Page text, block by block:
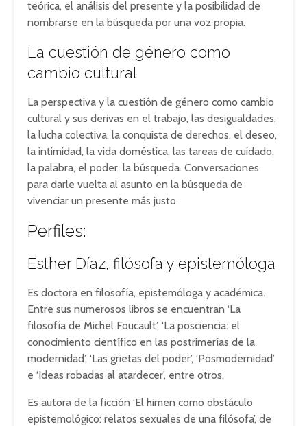
teórica, el análisis del presente y la posibilidad de
nombrarse en la búsqueda por una voz propia.
La cuestión de género como
cambio cultural
La perspectiva y la cuestión de género como cambio
cultural y sus derivas en el trabajo, las desigualdades,
la lucha colectiva, la conquista de derechos, el deseo,
la intimidad, la vida doméstica, las tareas de cuidado,
la palabra, el poder, la búsqueda. Conversaciones
para darle vuelta al asunto en la búsqueda de
vivenciar un presente más justo.
Perfiles:
Esther Díaz, filósofa y epistemóloga
Es doctora en filosofía, epistemóloga y académica.
Entre sus numerosos libros se encuentran ‘La
filosofía de Michel Foucault’, ‘La posciencia: el
conocimiento científico en las postrimerías de la
modernidad’, ‘Las grietas del poder’, ‘Posmodernidad’
e ‘Ideas robadas al atardecer’, entre otros.
Es autora de la ficción ‘El himen como obstáculo
epistemológico: relatos sexuales de una filósofa’, de